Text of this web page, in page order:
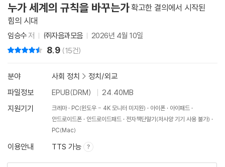
누가 세계의 규칙을 바꾸는가확고한 결의에서 시작된
힘의 시대
임승수저 ㈜자음과모음 2026년 4월 10일
8.9 (15건)
분야 사회 정치 > 정치/외교
파일정보
EPUB(DRM)
24.40MB
지원기기
크레마 PC(윈도우 - 4K 모니터 미지원) 아이폰
아이패드
안드로이드폰
안드로이드패드
전자책단말기(저사양 기기 사용 불가)
PC(Mac)
이용안내 TTS 가능